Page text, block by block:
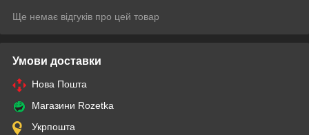
Ще немає відгуків про цей товар
Умови доставки
Нова Пошта
Магазини Rozetka
Укрпошта